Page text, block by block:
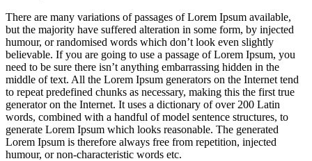
There are many variations of passages of Lorem Ipsum available,
but the majority have suffered alteration in some form, by injected
humour, or randomised words which don’t look even slightly
believable. If you are going to use a passage of Lorem Ipsum, you
need to be sure there isn’t anything embarrassing hidden in the
middle of text. All the Lorem Ipsum generators on the Internet tend
to repeat predefined chunks as necessary, making this the first true
generator on the Internet. It uses a dictionary of over 200 Latin
words, combined with a handful of model sentence structures, to
generate Lorem Ipsum which looks reasonable. The generated
Lorem Ipsum is therefore always free from repetition, injected
humour, or non-characteristic words etc.